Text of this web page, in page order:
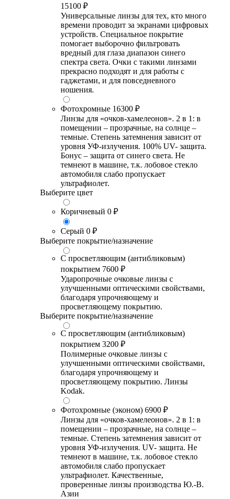
15100 ₽
Универсальные линзы для тех, кто много
времени проводит за экранами цифровых
устройств. Специальное покрытие
помогает выборочно фильтровать
вредный для глаза диапазон синего
спектра света. Очки с такими линзами
прекрасно подходят и для работы с
гаджетами, и для повседневного
ношения.
Фотохромные 16300 ₽
Линзы для «очков-хамелеонов». 2 в 1: в
помещении – прозрачные, на солнце –
темные. Степень затемнения зависит от
уровня УФ-излучения. 100% UV- защита.
Бонус – защита от синего света. Не
темнеют в машине, т.к. лобовое стекло
автомобиля слабо пропускает
ультрафиолет.
Выберите цвет
Коричневый 0 ₽
Серый 0 ₽
Выберите покрытие/назначение
С просветляющим (антибликовым)
покрытием 7600 ₽
Ударопрочные очковые линзы с
улучшенными оптическими свойствами,
благодаря упрочняющему и
просветляющему покрытию.
Выберите покрытие/назначение
С просветляющим (антибликовым)
покрытием 3200 ₽
Полимерные очковые линзы с
улучшенными оптическими свойствами,
благодаря упрочняющему и
просветляющему покрытию. Линзы
Kodak.
Фотохромные (эконом) 6900 ₽
Линзы для «очков-хамелеонов». 2 в 1: в
помещении – прозрачные, на солнце –
темные. Степень затемнения зависит от
уровня УФ-излучения. UV- защита. Не
темнеют в машине, т.к. лобовое стекло
автомобиля слабо пропускает
ультрафиолет. Качественные,
проверенные линзы производства Ю.-В.
Азии